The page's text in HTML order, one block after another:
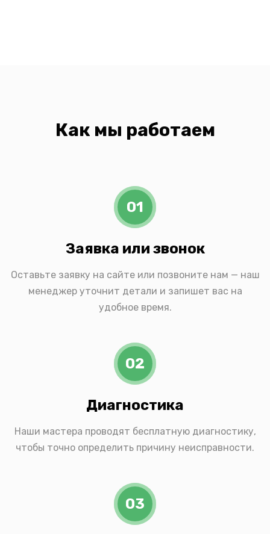
Как мы работаем
01
Заявка или звонок
Оставьте заявку на сайте или позвоните нам — наш
менеджер уточнит детали и запишет вас на
удобное время.
02
Диагностика
Наши мастера проводят бесплатную диагностику,
чтобы точно определить причину неисправности.
03